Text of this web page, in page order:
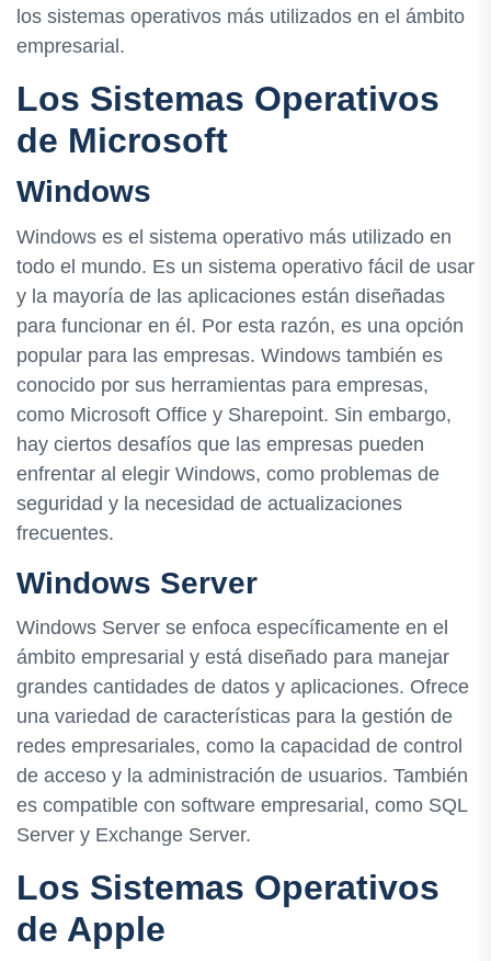
los sistemas operativos más utilizados en el ámbito
empresarial.
Los Sistemas Operativos
de Microsoft
Windows
Windows es el sistema operativo más utilizado en
todo el mundo. Es un sistema operativo fácil de usar
y la mayoría de las aplicaciones están diseñadas
para funcionar en él. Por esta razón, es una opción
popular para las empresas. Windows también es
conocido por sus herramientas para empresas,
como Microsoft Office y Sharepoint. Sin embargo,
hay ciertos desafíos que las empresas pueden
enfrentar al elegir Windows, como problemas de
seguridad y la necesidad de actualizaciones
frecuentes.
Windows Server
Windows Server se enfoca específicamente en el
ámbito empresarial y está diseñado para manejar
grandes cantidades de datos y aplicaciones. Ofrece
una variedad de características para la gestión de
redes empresariales, como la capacidad de control
de acceso y la administración de usuarios. También
es compatible con software empresarial, como SQL
Server y Exchange Server.
Los Sistemas Operativos
de Apple